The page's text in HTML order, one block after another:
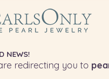
NEWS!
redirecting you to